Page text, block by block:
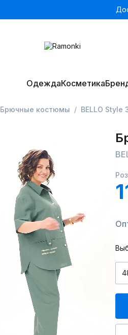
ОдеждаКосметика
Брючные костюмы BELLO Style